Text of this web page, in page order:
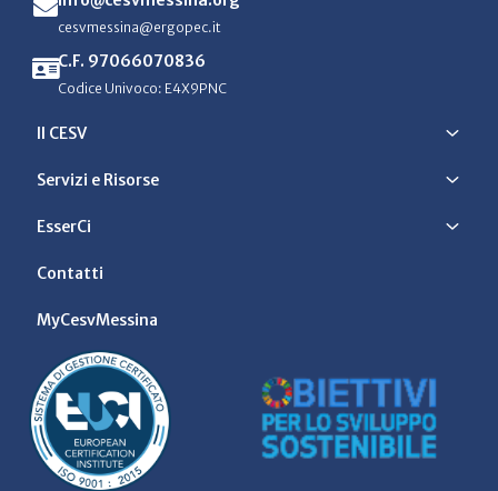
cesvmessina@ergopec.it
C.F. 97066070836
Codice Univoco: E4X9PNC
Il CESV
Servizi e Risorse
EsserCi
Contatti
MyCesvMessina